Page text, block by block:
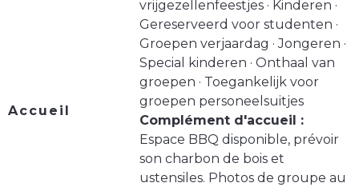
Accueil
vrijgezellenfeestjes · Kinderen ·
Gereserveerd voor studenten ·
Groepen verjaardag · Jongeren ·
Special kinderen · Onthaal van
groepen · Toegankelijk voor
groepen personeelsuitjes
Complément d'accueil :
Espace BBQ disponible, prévoir
son charbon de bois et
ustensiles. Photos de groupe au